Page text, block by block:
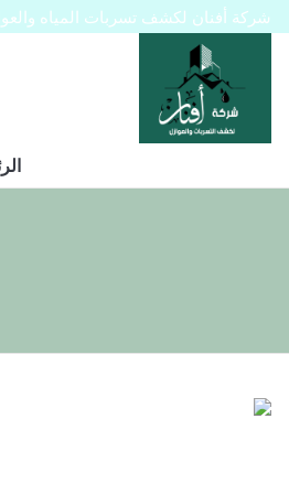
شركة أفنان لكشف تسربات المياه والعوازل